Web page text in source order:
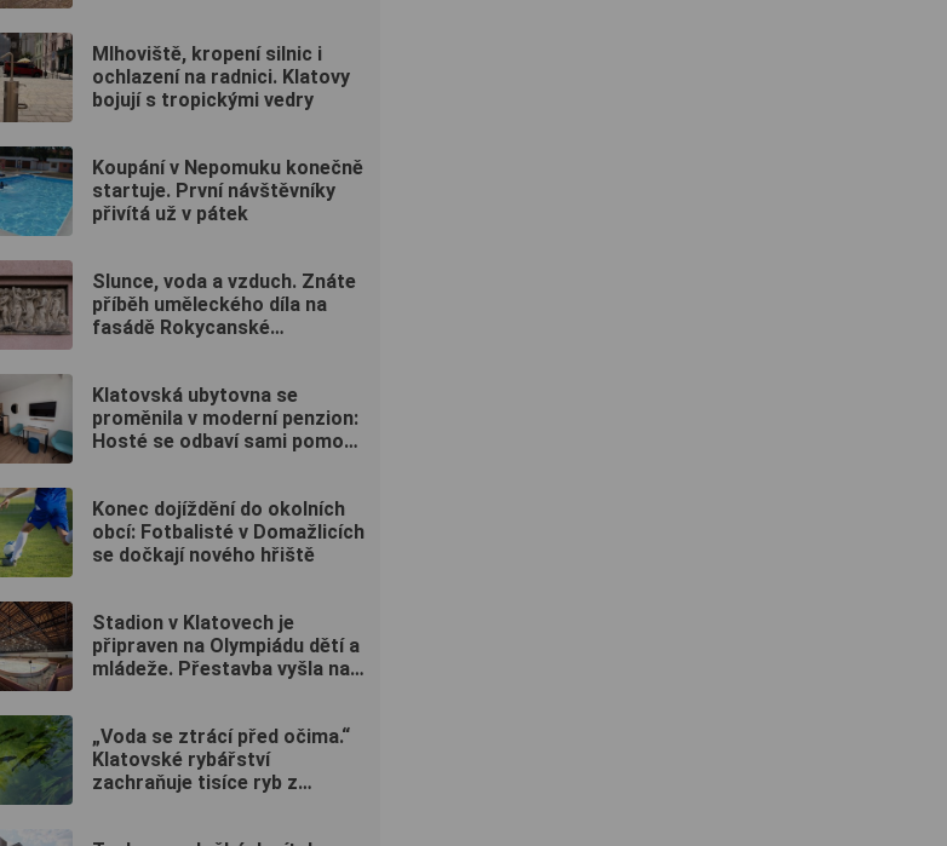
Mlhoviště, kropení silnic i
ochlazení na radnici. Klatovy
bojují s tropickými vedry
Koupání v Nepomuku konečně
startuje. První návštěvníky
přivítá už v pátek
Slunce, voda a vzduch. Znáte
příběh uměleckého díla na
fasádě Rokycanské
Klatovská ubytovna se
proměnila v moderní penzion:
Hosté se odbaví sami pomocí
Konec dojíždění do okolních
obcí: Fotbalisté v Domažlicích
se dočkají nového hřiště
Stadion v Klatovech je
připraven na Olympiádu dětí a
mládeže. Přestavba vyšla na
„Voda se ztrácí před očima.“
Klatovské rybářství
zachraňuje tisíce ryb z